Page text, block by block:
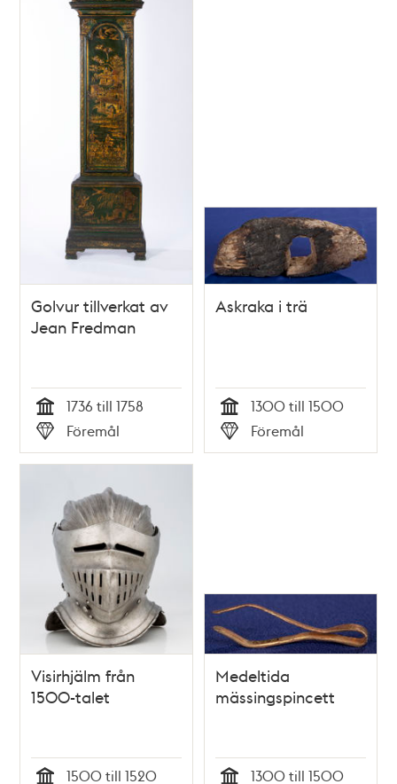
Golvur tillverkat av
Jean Fredman
Tid
1736 till 1758
Typ
Föremål
Askraka i trä
Tid
1300 till 1500
Typ
Föremål
Visirhjälm från
1500-talet
1500 till 1520
Medeltida
mässingspincett
1300 till 1500